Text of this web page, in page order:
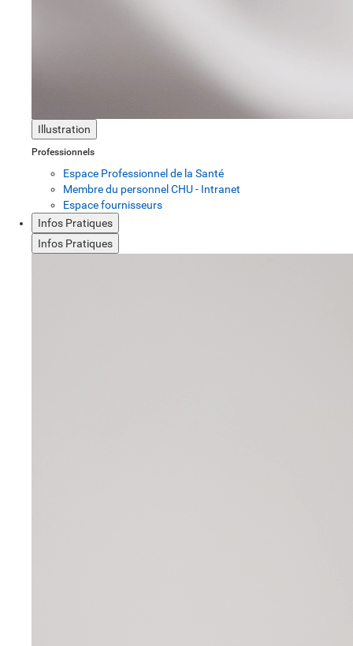
Illustration
Professionnels
Espace Professionnel de la Santé
Membre du personnel CHU - Intranet
Espace fournisseurs
Infos Pratiques
Infos Pratiques